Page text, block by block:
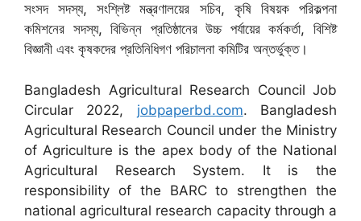
সংসদ সদস্য, সংশ্লিষ্ট মন্ত্রণালয়ের সচিব, কৃষি বিষয়ক পরিকল্পনা
কমিশনের সদস্য, বিভিন্ন প্রতিষ্ঠানের উচ্চ পর্যায়ের কর্মকর্তা, বিশিষ্ট
বিজ্ঞানী এবং কৃষকদের প্রতিনিধিগণ পরিচালনা কমিটির অন্তর্ভুক্ত।
Bangladesh Agricultural Research Council Job
Circular 2022, jobpaperbd.com. Bangladesh
Agricultural Research Council under the Ministry
of Agriculture is the apex body of the National
Agricultural Research System. It is the
responsibility of the BARC to strengthen the
national agricultural research capacity through a